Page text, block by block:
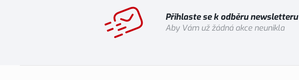
Přihlaste se k odběru newsletteru
Aby Vám už žádná akce neunikla